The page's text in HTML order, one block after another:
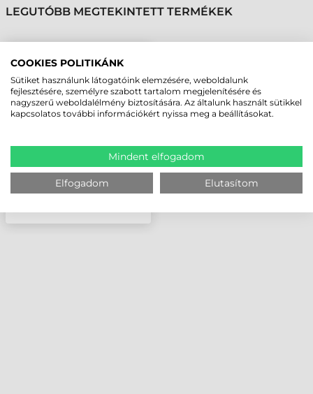
LEGUTÓBB MEGTEKINTETT TERMÉKEK
FARGO PLASZTIK
FESTÉKSZALAG
HDP5000 - 500 OLDAL,
YMCKK
COOKIES POLITIKÁNK
Sütiket használunk látogatóink elemzésére, weboldalunk
fejlesztésére, személyre szabott tartalom megjelenítésére és
nagyszerű weboldalélmény biztosítására. Az általunk használt sütikkel
kapcsolatos további információkért nyissa meg a beállításokat.
Mindent elfogadom
Elfogadom Elutasítom